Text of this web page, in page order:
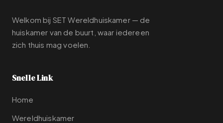
Welkom bij SET Wereldhuiskamer — de
huiskamer van de buurt, waar iedereen
zich thuis mag voelen.
Snelle Link
Home
Wereldhuiskamer